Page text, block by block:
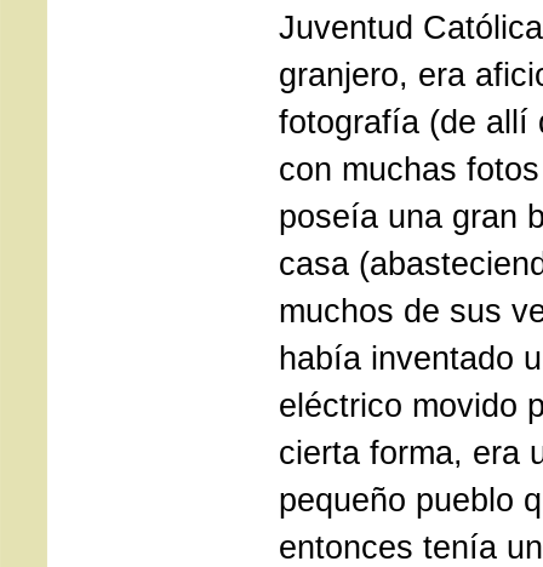
Juventud
granjero, era
fotografía (de allí
con muchas
poseía una gran
casa
muchos de sus
había inventado
eléctrico movido
cierta forma, era
pequeño pueblo
entonces tenía